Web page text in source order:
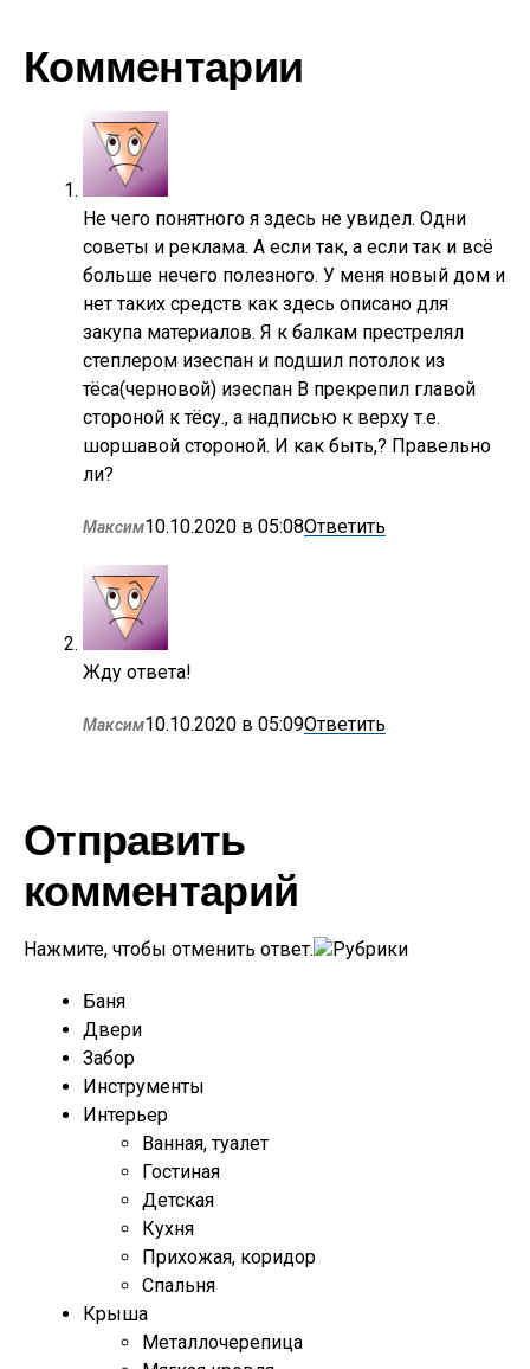
Комментарии
Не чего понятного я здесь не увидел. Одни
советы и реклама. А если так, а если так и всё
больше нечего полезного. У меня новый дом и
нет таких средств как здесь описано для
закупа материалов. Я к балкам престрелял
степлером изеспан и подшил потолок из
тёса(черновой) изеспан B прекрепил главой
стороной к тёсу., а надписью к верху т.е.
шоршавой стороной. И как быть,? Правельно
ли?
Максим10.10.2020 в 05:08Ответить
Жду ответа!
Максим10.10.2020 в 05:09Ответить
Отправить
комментарий
Нажмите, чтобы отменить ответ. Рубрики
Баня
Двери
Забор
Инструменты
Интерьер
Ванная, туалет
Гостиная
Детская
Кухня
Прихожая, коридор
Спальня
Крыша
Металлочерепица